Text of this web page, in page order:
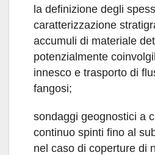
la definizione degli
caratterizzazione
accumuli di materiale
potenzialmente
innesco e trasporto di
fangosi;
sondaggi geognostici a
continuo spinti fino al
nel caso di coperture di